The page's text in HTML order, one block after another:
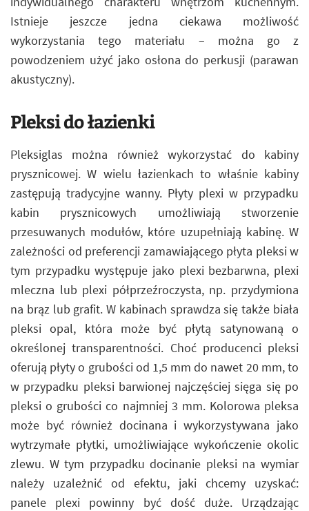
Istnieje jeszcze jedna ciekawa możliwość
wykorzystania tego materiału – można go z
powodzeniem użyć jako osłona do perkusji (parawan
akustyczny).
Pleksi do łazienki
Pleksiglas można również wykorzystać do kabiny
prysznicowej. W wielu łazienkach to właśnie kabiny
zastępują tradycyjne wanny. Płyty plexi w przypadku
kabin prysznicowych umożliwiają stworzenie
przesuwanych modułów, które uzupełniają kabinę. W
zależności od preferencji zamawiającego płyta pleksi w
tym przypadku występuje jako plexi bezbarwna, plexi
mleczna lub plexi półprzeźroczysta, np. przydymiona
na brąz lub grafit. W kabinach sprawdza się także biała
pleksi opal, która może być płytą satynowaną o
określonej transparentności. Choć producenci pleksi
oferują płyty o grubości od 1,5 mm do nawet 20 mm, to
w przypadku pleksi barwionej najczęściej sięga się po
pleksi o grubości co najmniej 3 mm. Kolorowa pleksa
może być również docinana i wykorzystywana jako
wytrzymałe płytki, umożliwiające wykończenie okolic
zlewu. W tym przypadku docinanie pleksi na wymiar
należy uzależnić od efektu, jaki chcemy uzyskać:
panele plexi powinny być dość duże. Urządzając